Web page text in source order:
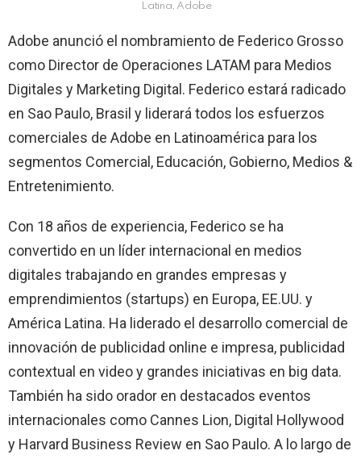
Latina, Adobe
Adobe anunció el nombramiento de Federico Grosso
como Director de Operaciones LATAM para Medios
Digitales y Marketing Digital. Federico estará radicado
en Sao Paulo, Brasil y liderará todos los esfuerzos
comerciales de Adobe en Latinoamérica para los
segmentos Comercial, Educación, Gobierno, Medios &
Entretenimiento.
Con 18 años de experiencia, Federico se ha
convertido en un líder internacional en medios
digitales trabajando en grandes empresas y
emprendimientos (startups) en Europa, EE.UU. y
América Latina. Ha liderado el desarrollo comercial de
innovación de publicidad online e impresa, publicidad
contextual en video y grandes iniciativas en big data.
También ha sido orador en destacados eventos
internacionales como Cannes Lion, Digital Hollywood
y Harvard Business Review en Sao Paulo. A lo largo de